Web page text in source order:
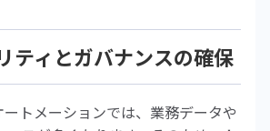
ティとガバナンスの確保
トメーションでは、業務データや